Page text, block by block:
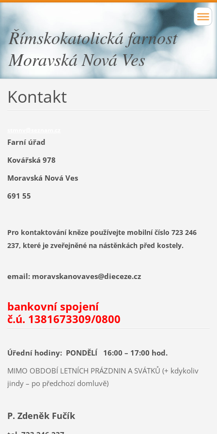
Římskokatolická farnost
Moravská Nová Ves
Kontakt
Farní úřad
Kovářská 978
Moravská Nová Ves
691 55
Pro kontaktování kněze používejte mobilní číslo 723 246
237, které je zveřejněné na nástěnkách před kostely.
email: moravskanovaves@dieceze.cz
bankovní spojení
č.ú. 1381673309/0800
Úřední hodiny: PONDĚLÍ 16:00 – 17:00 hod.
MIMO OBDOBÍ LETNÍCH PRÁZDNIN A SVÁTKŮ (+ kdykoliv
jindy – po předchozí domluvě)
P. Zdeněk Fučík